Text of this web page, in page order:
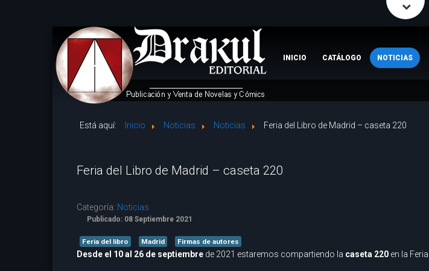
INICIO CATÁLOGO NOTICIAS
Está aquí: Inicio Noticias Noticias Feria del Libro de Madrid – caseta 220
Feria del Libro de Madrid – caseta 220
Categoría: Noticias
Publicado: 08 Septiembre 2021
Feria del libro Madrid Firmas de autores
Desde el 10 al 26 de septiembre de 2021 estaremos compartiendo la caseta 220 en la